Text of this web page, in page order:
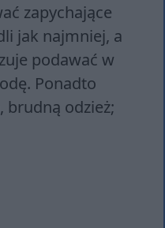
zapychające
jak najmniej, a
podawać w
Ponadto
brudną odzież;